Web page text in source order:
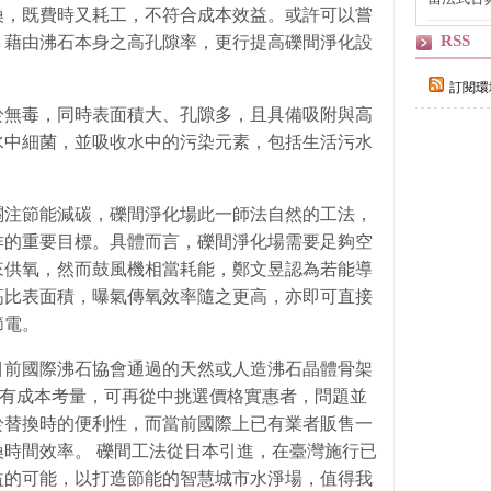
既費時又耗工，不符合成本效益。或許可以嘗
由沸石本身之高孔隙率，更行提高礫間淨化設
毒，同時表面積大、孔隙多，且具備吸附與高
細菌，並吸收水中的污染元素，包括生活污水
節能減碳，礫間淨化場此一師法自然的工法，
重要目標。具體而言，礫間淨化場需要足夠空
氧，然而鼓風機相當耗能，鄭文昱認為若能導
表面積，曝氣傳氧效率隨之更高，亦即可直接
。
國際沸石協會通過的天然或人造沸石晶體骨架
成本考量，可再從中挑選價格實惠者，問題並
換時的便利性，而當前國際上已有業者販售一
間效率。 礫間工法從日本引進，在臺灣施行已
可能，以打造節能的智慧城市水淨場，值得我
RSS
訂閱